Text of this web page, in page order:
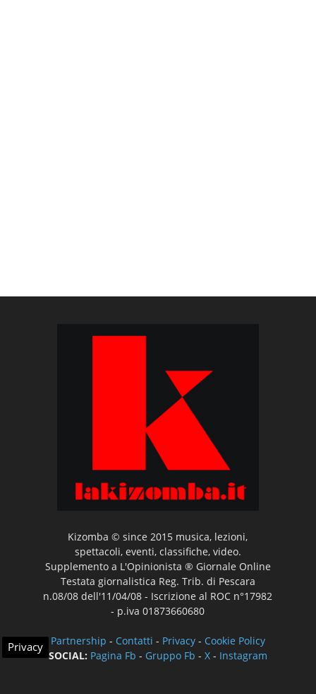
Kizomba © since 2015 musica, lezioni,
spettacoli, eventi, classifiche, video.
Supplemento a L'Opinionista ® Giornale Online
Testata giornalistica Reg. Trib. di Pescara
n.08/08 dell'11/04/08 - Iscrizione al ROC n°17982
- p.iva 01873660680
Partnership - Contatti - Privacy- Cookie Policy
SOCIAL: Pagina Fb - Gruppo Fb - X- Instagram
Privacy